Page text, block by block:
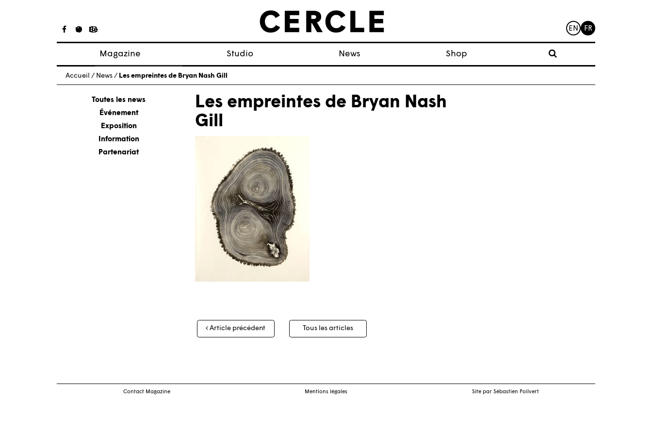
EN FR
Magazine
Articles
À propos
Numéros
Studio News Shop
Accueil / News / Les empreintes de Bryan Nash Gill
Toutes les news
Événement
Exposition
Information
Partenariat
Les empreintes de Bryan Nash
Gill
Navigation
des
Article précédent Tous les articles
Contact Magazine Mentions légales Site par Sébastien Poilvert